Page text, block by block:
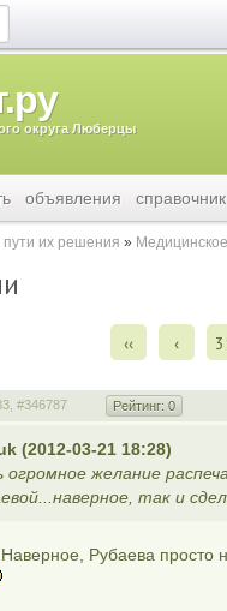
округа Люберцы
объявления справочник
их решения
‹‹ ‹
#346787 Рейтинг: 0
(2012-03-21 18:28)
огромное желание
так и
Рубаева просто